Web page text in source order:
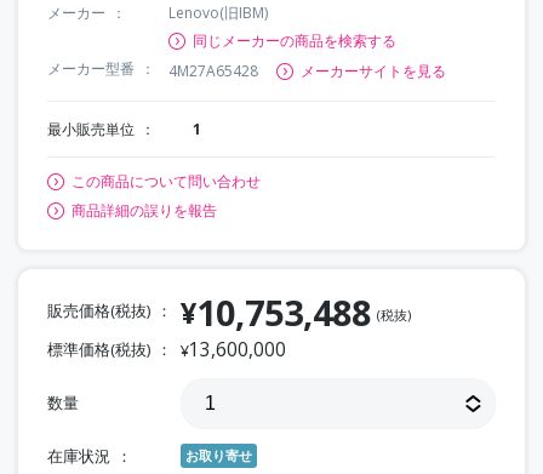
メーカー
Lenovo(旧IBM)
同じメーカーの商品を検索する
メーカー型番
4M27A65428 メーカーサイトを見る
最小販売単位 1
この商品について問い合わせ
商品詳細の誤りを報告
販売価格(税抜) ¥10,753,488 (税抜)
標準価格(税抜) ¥13,600,000
数量
在庫状況 お取り寄せ